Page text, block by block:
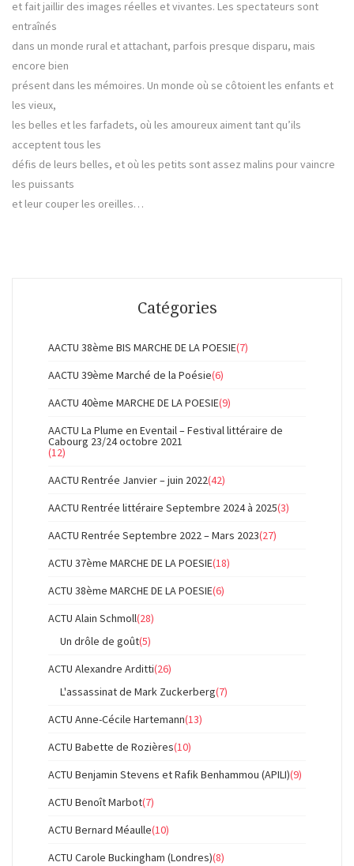
et fait jaillir des images réelles et vivantes. Les spectateurs sont
entraînés
dans un monde rural et attachant, parfois presque disparu, mais
encore bien
présent dans les mémoires. Un monde où se côtoient les enfants et
les vieux,
les belles et les farfadets, où les amoureux aiment tant qu’ils
acceptent tous les
défis de leurs belles, et où les petits sont assez malins pour vaincre
les puissants
et leur couper les oreilles…
Catégories
AACTU 38ème BIS MARCHE DE LA POESIE(7)
AACTU 39ème Marché de la Poésie(6)
AACTU 40ème MARCHE DE LA POESIE(9)
AACTU La Plume en Eventail – Festival littéraire de
Cabourg 23/24 octobre 2021
(12)
AACTU Rentrée Janvier – juin 2022(42)
AACTU Rentrée littéraire Septembre 2024 à 2025(3)
AACTU Rentrée Septembre 2022 – Mars 2023(27)
ACTU 37ème MARCHE DE LA POESIE(18)
ACTU 38ème MARCHE DE LA POESIE(6)
ACTU Alain Schmoll(28)
Un drôle de goût(5)
ACTU Alexandre Arditti(26)
L'assassinat de Mark Zuckerberg(7)
ACTU Anne-Cécile Hartemann(13)
ACTU Babette de Rozières(10)
ACTU Benjamin Stevens et Rafik Benhammou (APILI)(9)
ACTU Benoît Marbot(7)
ACTU Bernard Méaulle(10)
ACTU Carole Buckingham (Londres)(8)